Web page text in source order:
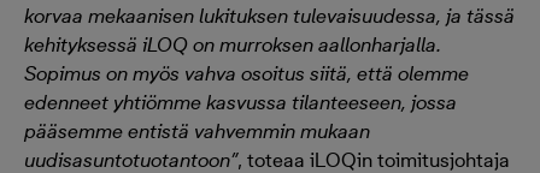
korvaa mekaanisen lukituksen tulevaisuudessa, ja tässä
kehityksessä iLOQ on murroksen aallonharjalla.
Sopimus on myös vahva osoitus siitä, että olemme
edenneet yhtiömme kasvussa tilanteeseen, jossa
pääsemme entistä vahvemmin mukaan
uudisasuntotuotantoon”, toteaa iLOQin toimitusjohtaja